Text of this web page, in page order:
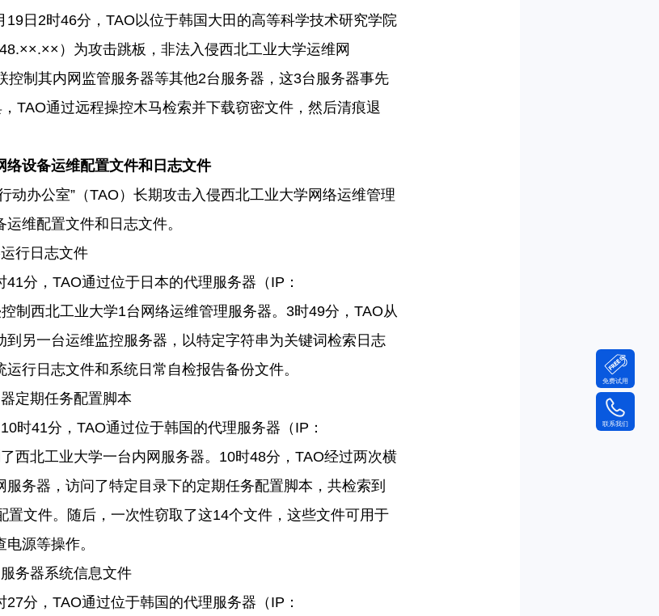
19 日 2时46分， TAO以位于韩国大田的高等科学技术研究学院
××.××）为攻击跳板，非法入侵西北工业大学运维网
控制其内网监管服务器等其他2台服务器，这3台服务器事先
TAO通过远程操控木马检索并下载窃密文件，然后清痕退
络设备运维配置文件和日志文件
动办公室”（TAO ）长期攻击入侵西北工业大学网络运维管理
维配置文件和日志文件。
行日志文件
41分， TAO通过位于日本的代理服务器（ IP ：
制西北工业大学1台网络运维管理服务器。 3时49分， TAO从
到另一台运维监控服务器，以特定字符串为关键词检索日志
行日志文件和系统日常自检报告备份文件。
定期任务配置脚本
10时41分， TAO通过位于韩国的代理服务器（ IP ：
西北工业大学一台内网服务器。 10时48分， TAO经过两次横
务器，访问了特定目录下的定期任务配置脚本，共检索到
置文件。随后，一次性窃取了这14个文件，这些文件可用于
源等操作。
务器系统信息文件
27分， TAO通过位于韩国的代理服务器（ IP ：
免费试用
联系我们